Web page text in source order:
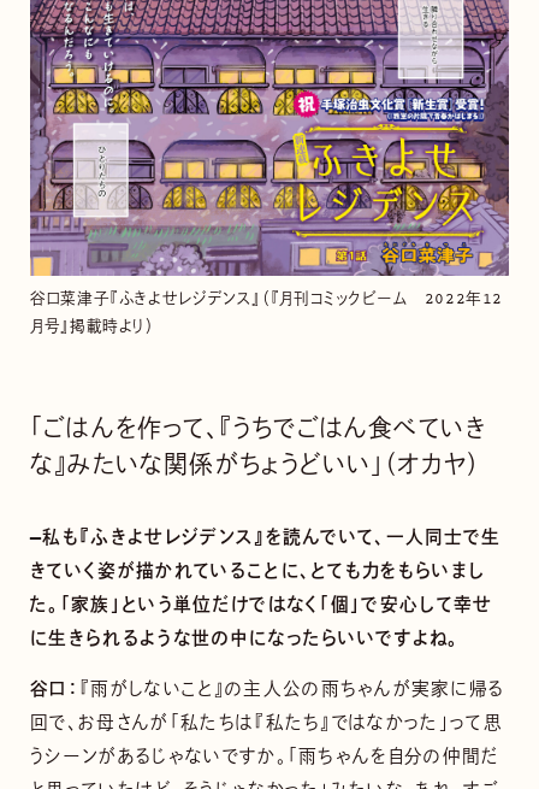
谷口菜津子『ふきよせレジデンス』（『月刊コミックビーム 2022年12
月号』掲載時より）
「ごはんを作って、『うちでごはん食べていき
な』みたいな関係がちょうどいい」（オカヤ）
—私も『ふきよせレジデンス』を読んでいて、一人同士で生
きていく姿が描かれていることに、とても力をもらいまし
た。「家族」という単位だけではなく「個」で安心して幸せ
に生きられるような世の中になったらいいですよね。
谷口： 『雨がしないこと』の主人公の雨ちゃんが実家に帰る
回で、お母さんが「私たちは『私たち』ではなかった」って思
うシーンがあるじゃないですか。「雨ちゃんを自分の仲間だ